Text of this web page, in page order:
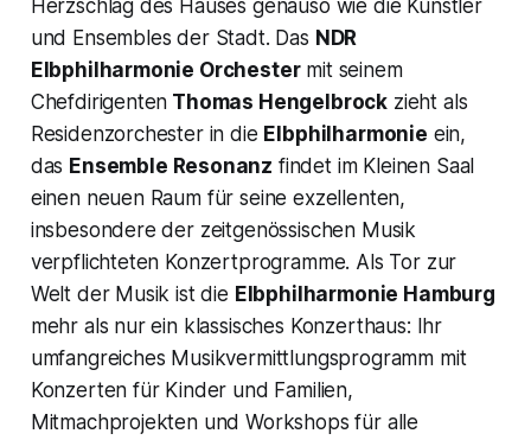
Herzschlag des Hauses genauso wie die Künstler
und Ensembles der Stadt. Das NDR
Elbphilharmonie Orchestermit seinem
Chefdirigenten Thomas Hengelbrock zieht als
Residenzorchester in die Elbphilharmonie ein,
das Ensemble Resonanz findet im Kleinen Saal
einen neuen Raum für seine exzellenten,
insbesondere der zeitgenössischen Musik
verpflichteten Konzertprogramme. Als Tor zur
Welt der Musik ist die Elbphilharmonie Hamburg
mehr als nur ein klassisches Konzerthaus: Ihr
umfangreiches Musikvermittlungsprogramm mit
Konzerten für Kinder und Familien,
Mitmachprojekten und Workshops für alle